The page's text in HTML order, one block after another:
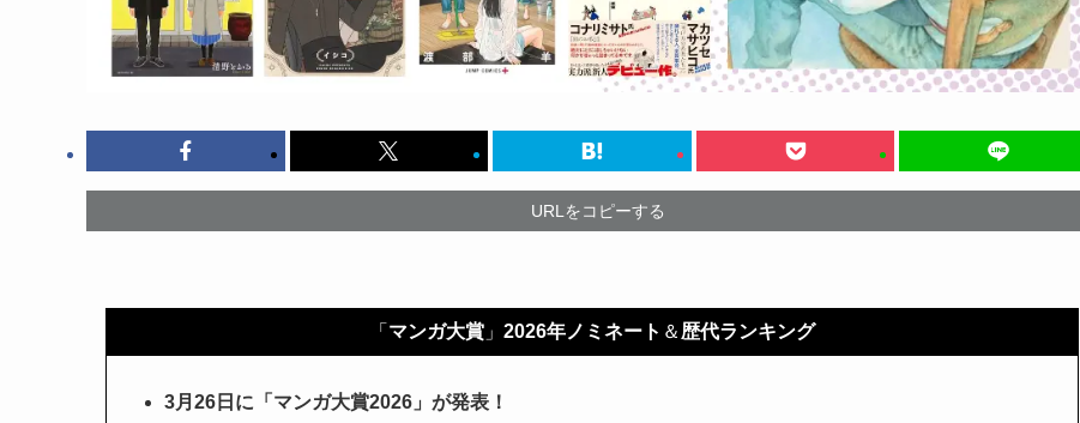
URLをコピーする
「 マンガ大賞 」 2026年ノミネート ＆ 歴代ランキング
3月26日に「マンガ大賞2026」が発表！